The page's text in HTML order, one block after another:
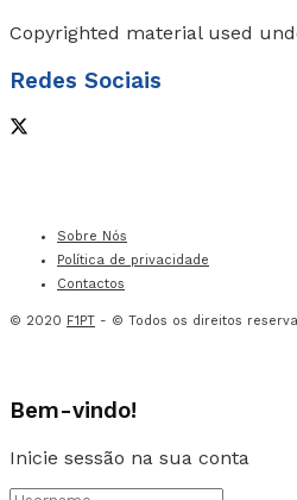
Copyrighted material used
Redes Sociais
Sobre Nós
Política de privacidade
Contactos
© 2020 F1PT - © Todos os direitos
Bem-vindo!
Inicie sessão na sua conta